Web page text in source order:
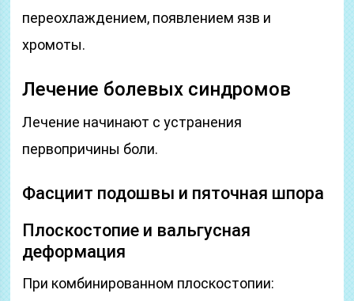
переохлаждением, появлением язв и
хромоты.
Лечение болевых синдромов
Лечение начинают с устранения
первопричины боли.
Фасциит подошвы и пяточная шпора
Плоскостопие и вальгусная
деформация
При комбинированном плоскостопии: